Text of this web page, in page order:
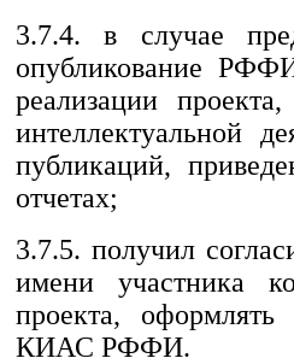
3.7.4. в случае
опубликование
реализации
интеллектуальной
публикаций,
отчетах;
3.7.5. получил
имени участника
проекта,
КИАС РФФИ.